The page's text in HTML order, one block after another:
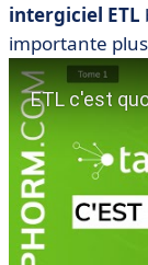
intergiciel ETL
importante